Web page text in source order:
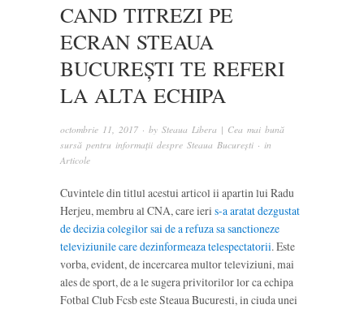
CAND TITREZI PE
ECRAN STEAUA
BUCUREȘTI TE REFERI
LA ALTA ECHIPA
octombrie 11, 2017 · by Steaua Libera | Cea mai bună
sursă pentru informații despre Steaua București · in
Articole
Cuvintele din titlul acestui articol ii apartin lui Radu
Herjeu, membru al CNA, care ieri s-a aratat dezgustat
de decizia colegilor sai de a refuza sa sanctioneze
televiziunile care dezinformeaza telespectatorii. Este
vorba, evident, de incercarea multor televiziuni, mai
ales de sport, de a le sugera privitorilor lor ca echipa
Fotbal Club Fcsb este Steaua Bucuresti, in ciuda unei